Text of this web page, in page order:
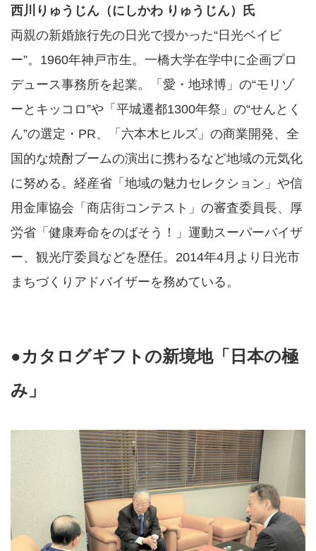
西川りゅうじん（にしかわ りゅうじん）氏
両親の新婚旅行先の日光で授かった“日光ベイビ
ー”。1960年神戸市生。一橋大学在学中に企画プロ
デュース事務所を起業。「愛・地球博」の“モリゾ
ーとキッコロ”や「平城遷都1300年祭」の“せんとく
ん”の選定・PR、「六本木ヒルズ」の商業開発、全
国的な焼酎ブームの演出に携わるなど地域の元気化
に努める。経産省「地域の魅力セレクション」や信
用金庫協会「商店街コンテスト」の審査委員長、厚
労省「健康寿命をのばそう！」運動スーパーバイザ
ー、観光庁委員などを歴任。2014年4月より日光市
まちづくりアドバイザーを務めている。
●カタログギフトの新境地「日本の極
み」